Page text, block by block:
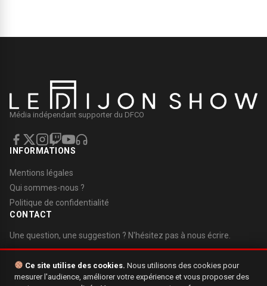
Média indépendant supporter du DFCO
INFORMATIONS
Mentions légales
Qui sommes-nous ?
Politique de confidentialité
CONTACT
Une question, une suggestion ? N'hésitez pas à nous écrire.
Nous contacter
Ce site utilise des cookies. Nous utilisons des cookies pour
mesurer l'audience, améliorer votre expérience et vous proposer des